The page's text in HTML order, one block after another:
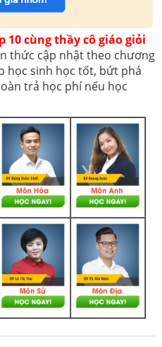
10 cùng thầy cô giáo giỏi
thức cập nhật theo chương
học sinh học tốt, bứt phá
trả học phí nếu học